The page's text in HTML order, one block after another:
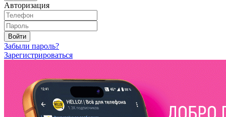
Авторизация
Войти
Забыли пароль?
Зарегистрироваться